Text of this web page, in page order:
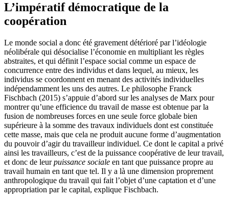
L’impératif démocratique de la
coopération
Le monde social a donc été gravement détérioré par l’idéologie
néolibérale qui désocialise l’économie en multipliant les règles
abstraites, et qui définit l’espace social comme un espace de
concurrence entre des individus et dans lequel, au mieux, les
individus se coordonnent en menant des activités individuelles
indépendamment les uns des autres. Le philosophe Franck
Fischbach (2015) s’appuie d’abord sur les analyses de Marx pour
montrer qu’une efficience du travail de masse est obtenue par la
fusion de nombreuses forces en une seule force globale bien
supérieure à la somme des travaux individuels dont est constituée
cette masse, mais que cela ne produit aucune forme d’augmentation
du pouvoir d’agir du travailleur individuel. Ce dont le capital a privé
ainsi les travailleurs, c’est de la puissance coopérative de leur travail,
et donc de leurpuissance sociale en tant que puissance propre au
travail humain en tant que tel. Il y a là une dimension proprement
anthropologique du travail qui fait l’objet d’une captation et d’une
appropriation par le capital, explique Fischbach.